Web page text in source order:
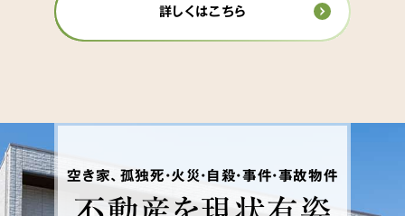
詳しくはこちら
空き家、孤独死・火災・自殺・事件・事故物件